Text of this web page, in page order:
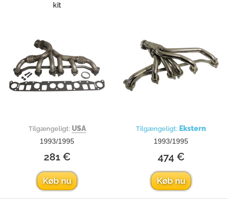
kit
Tilgængeligt: USA
1993/1995
281 €
Køb nu
Tilgængeligt: Ekstern
1993/1995
474 €
Køb nu